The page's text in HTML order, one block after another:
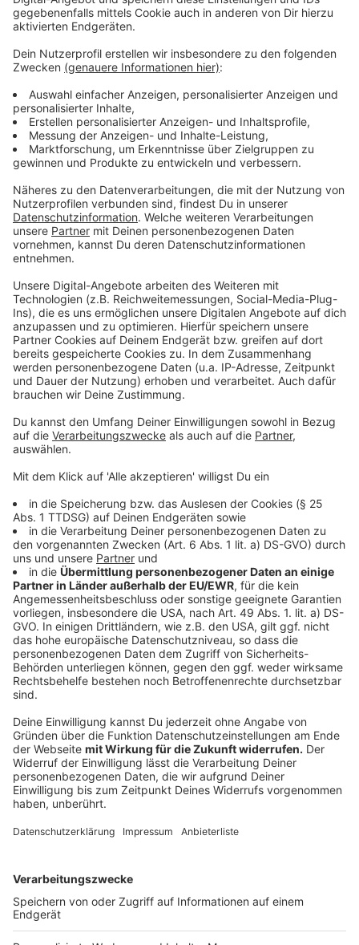
www.apothekennotdienst-nrw.de undwww.aponet.de
steht die Notdienstsuche direkt auf der Startseite zur
Verfügung. Mit Smartphones lässt sich die App
„Apothekenfinder“ über den PlayStore, AppStore und
den WindowsMarket kostenlos herunterladen – hier
findet man problemlos die nächste Notdienst-
Apotheke. Wer gerade unterwegs ist, kann auch
einfach an einer beliebigen Apotheke anhalten. Jede
Apotheke weist per Aushang auf die nächst gelegenen
Notdienst-Apotheken hin.
Anzeige
Weitere Tipps für die Feiertage
Anzeige
Lasst euch rechtzeitig vor den Feiertagen alle
notwendigen Medikamente verschreiben. Viele
Arztpraxen sind zwischen den Jahren geschlossen.
Löst alle Rezepte möglichst schnell in der Apotheke
vor Ort ein. Ist ein Medikament einmal nicht da, kann
bestellt und abgeholt oder per apothekeneigenem
Botendienst nach Hause geliefert werden. • Prüft eure
Hausapotheke. Denn Mittel gegen Verletzungen,
Schmerzen, Magen-Darm- sowie
Erkältungsbeschwerden solltet ihr am besten immer
im Haus haben. Nutzt dazu auch rechtzeitig vor den
Feiertagen die persönliche Beratung in eurer
Apotheke!
Anzeige
Anzeige
European Darts Open stehen in Leverkusen wieder an
Leverkusener Schulen
"Ja" zu verkaufsoffenen Sonntagen in Leverkusen
Anzeige